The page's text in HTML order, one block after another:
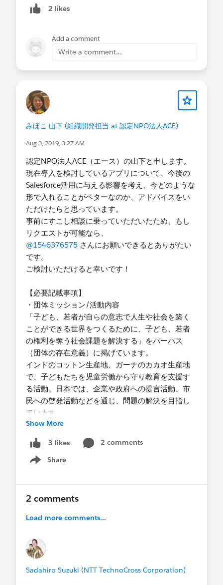
-平日夜間
-リモート形式
・支援時期
-1～2ヶ月以内
2 likes
Add a comment
Write a comment...
みほこ 山下 (組織開発担当 at 認定NPO法人ACE)
Aug 3, 2019, 3:27 AM
認定NPO法人ACE（エース）の山下と申します。
現在導入を検討しているアプリについて、今後の
Salesforce活用に与える影響を考え、今どのような
形で入れることがベターなのか、アドバイスをい
ただけたらと思っています。
事前にすこし相談に乗っていただいたため、もし
リクエストが可能なら、
@1546376575 さんにお願いできるとありがたい
です。
ご検討いただけると幸いです！
【必要記載事項】
・団体ミッション/活動内容
「子ども、若者が自らの意志で人生や社会を築く
ことができる世界をつくるために、子ども、若者
の権利を奪う社会課題を解決する」をパーパス
（団体の存在意義）に掲げています。
インドのコットン生産地、ガーナのカカオ生産地
で、子どもたちを児童労働から守り教育を支援す
る活動、日本では、企業や政府への提言活動、市
民への啓発活動などを通じ、問題の解決を目指し
ています。
・住所(都道府県のみ)
東京都
・導入時期
・ライセンス数
20
-いいえ
に受講されましたか？
-はい
・はいの場合、どの研修を受講されましたか？
Show More
3 likes
2 comments
Share
Show menu
2 comments
Load more comments...
Sadahiro Suzuki (NTT TechnoCross Corporation)